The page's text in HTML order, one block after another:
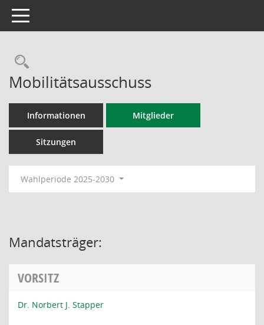
Toggle navigation
Rechercheauswahl
Mobilitätsausschuss
Informationen Mitglieder
Sitzungen
Wahlperiode 2025-2030
Mandatsträger:
VORSITZ
Dr. Norbert J. Stapper